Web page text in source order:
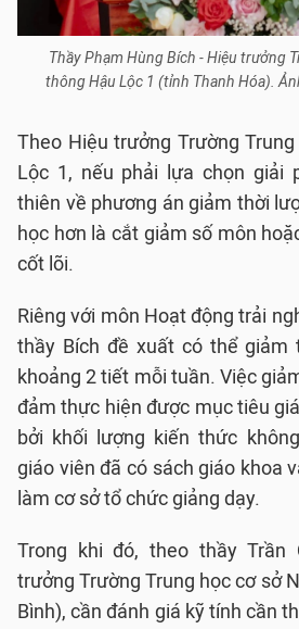
Thầy Phạm Hùng Bích - Hiệu trưởng
thông Hậu Lộc 1 (tỉnh Thanh Hóa).
Theo Hiệu trưởng Trường
Lộc 1, nếu phải lựa chọn giải
thiên về phương án giảm thời
học hơn là cắt giảm số môn
cốt lõi.
Riêng với môn Hoạt động trải
thầy Bích đề xuất có thể giảm
khoảng 2 tiết mỗi tuần. Việc
đảm thực hiện được mục tiêu
bởi khối lượng kiến thức
giáo viên đã có sách giáo khoa
làm cơ sở tổ chức giảng dạy.
Trong khi đó, theo thầy Trần
trưởng Trường Trung học cơ sở
Bình), cần đánh giá kỹ tính cần